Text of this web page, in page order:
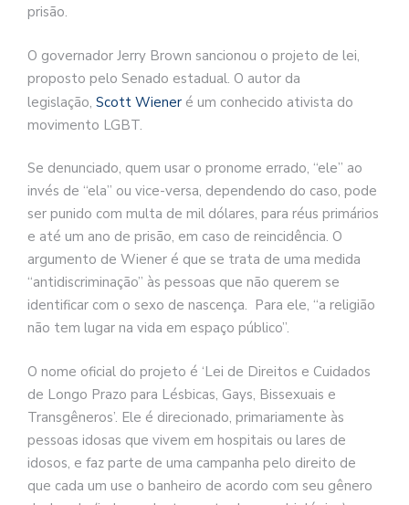
prisão.
O governador Jerry Brown sancionou o projeto de lei,
proposto pelo Senado estadual. O autor da
legislação, Scott Wiener é um conhecido ativista do
movimento LGBT.
Se denunciado, quem usar o pronome errado, “ele” ao
invés de “ela” ou vice-versa, dependendo do caso, pode
ser punido com multa de mil dólares, para réus primários
e até um ano de prisão, em caso de reincidência. O
argumento de Wiener é que se trata de uma medida
“antidiscriminação” às pessoas que não querem se
identificar com o sexo de nascença. Para ele, “a religião
não tem lugar na vida em espaço público”.
O nome oficial do projeto é ‘Lei de Direitos e Cuidados
de Longo Prazo para Lésbicas, Gays, Bissexuais e
Transgêneros’. Ele é direcionado, primariamente às
pessoas idosas que vivem em hospitais ou lares de
idosos, e faz parte de uma campanha pelo direito de
que cada um use o banheiro de acordo com seu gênero